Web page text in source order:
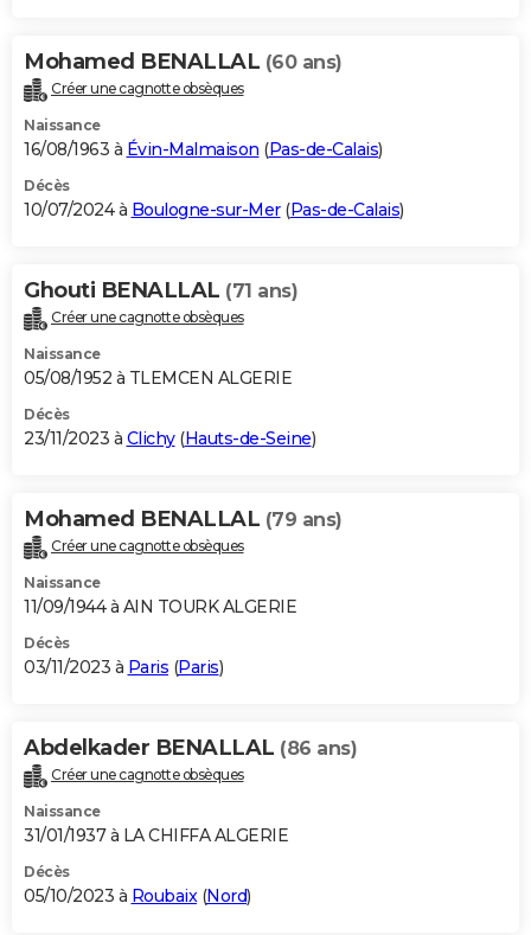
Mohamed BENALLAL (60 ans)
Créer une cagnotte obsèques
Naissance
16/08/1963 à Évin-Malmaison (Pas-de-Calais)
Décès
10/07/2024 à Boulogne-sur-Mer(Pas-de-Calais)
Ghouti BENALLAL (71 ans)
Créer une cagnotte obsèques
Naissance
05/08/1952 à TLEMCEN ALGERIE
Décès
23/11/2023 à Clichy(Hauts-de-Seine)
Mohamed BENALLAL (79 ans)
Créer une cagnotte obsèques
Naissance
11/09/1944 à AIN TOURK ALGERIE
Décès
03/11/2023 à Paris (Paris)
Abdelkader BENALLAL (86 ans)
Créer une cagnotte obsèques
Naissance
31/01/1937 à LA CHIFFA ALGERIE
Décès
05/10/2023 à Roubaix (Nord)